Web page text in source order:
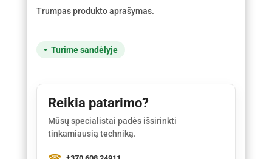
Trumpas produkto aprašymas.
Turime sandėlyje
Reikia patarimo?
Mūsų specialistai padės išsirinkti
tinkamiausią techniką.